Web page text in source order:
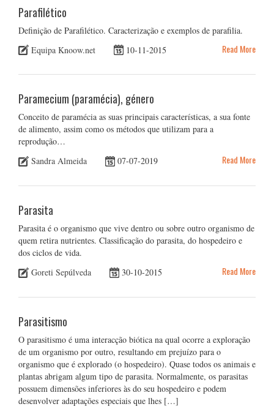
Parafilético
Definição de Parafilético. Caracterização e exemplos de parafilia.
Equipa Knoow.net
10-11-2015 Read More
Paramecium (paramécia), género
Conceito de paramécia as suas principais características, a sua fonte
de alimento, assim como os métodos que utilizam para a
reprodução…
Sandra Almeida
07-07-2019 Read More
Parasita
Parasita é o organismo que vive dentro ou sobre outro organismo de
quem retira nutrientes. Classificação do parasita, do hospedeiro e
dos ciclos de vida.
Goreti Sepúlveda
30-10-2015 Read More
Parasitismo
O parasitismo é uma interacção biótica na qual ocorre a exploração
de um organismo por outro, resultando em prejuízo para o
organismo que é explorado (o hospedeiro). Quase todos os animais e
plantas abrigam algum tipo de parasita. Normalmente, os parasitas
possuem dimensões inferiores às do seu hospedeiro e podem
desenvolver adaptações especiais que lhes […]